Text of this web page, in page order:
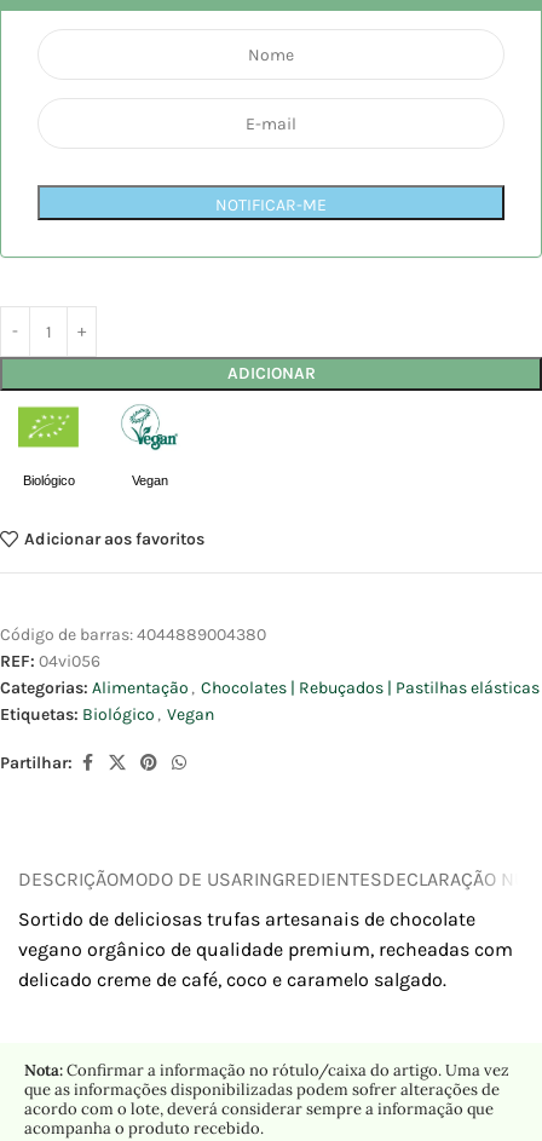
NOTIFICAR-ME
ADICIONAR
Biológico Vegan
Adicionar aos favoritos
Código de barras:4044889004380
REF: 04vi056
Categorias: Alimentação , Chocolates | Rebuçados | Pastilhas elásticas
Etiquetas: Biológico , Vegan
Partilhar:
DESCRIÇÃOMODO DE USARINGREDIENTESDECLARAÇÃO
Sortido de deliciosas trufas artesanais de chocolate
vegano orgânico de qualidade premium, recheadas com
delicado creme de café, coco e caramelo salgado.
Nota:Confirmar a informação no rótulo/caixa do artigo. Uma vez
que as informações disponibilizadas podem sofrer alterações de
acordo com o lote, deverá considerar sempre a informação que
acompanha o produto recebido.